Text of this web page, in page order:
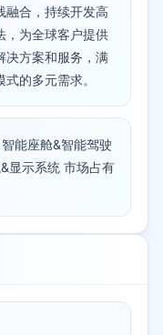
融合，持续开发高
，为全球客户提供
决方案和服务，满
的多元需求。
能座舱&智能驾驶
显示系统 市场占有